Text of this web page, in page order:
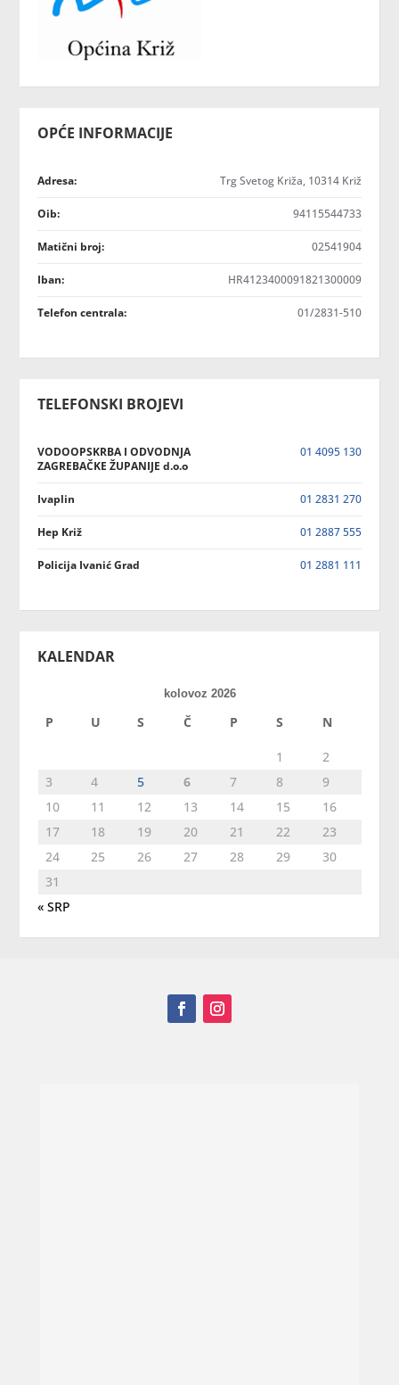
OPĆE INFORMACIJE
Adresa: Trg Svetog Križa, 10314 Križ
Oib: 94115544733
Matični broj: 02541904
Iban: HR4123400091821300009
Telefon centrala: 01/2831-510
TELEFONSKI BROJEVI
VODOOPSKRBA I ODVODNJA
ZAGREBAČKE ŽUPANIJE d.o.o
01 4095 130
Ivaplin 01 2831 270
Hep Križ 01 2887 555
Policija Ivanić Grad 01 2881 111
KALENDAR
kolovoz 2026
P U S Č P S N
1
2
3
4 5 6 7 8
9
10
11 12 13 14 15
16
17
18 19 20 21 22
23
24
25 26 27 28 29
30
31
« SRP